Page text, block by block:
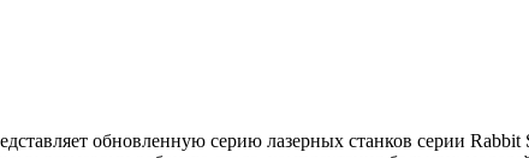
обновленную серию лазерных станков серии Rabbit